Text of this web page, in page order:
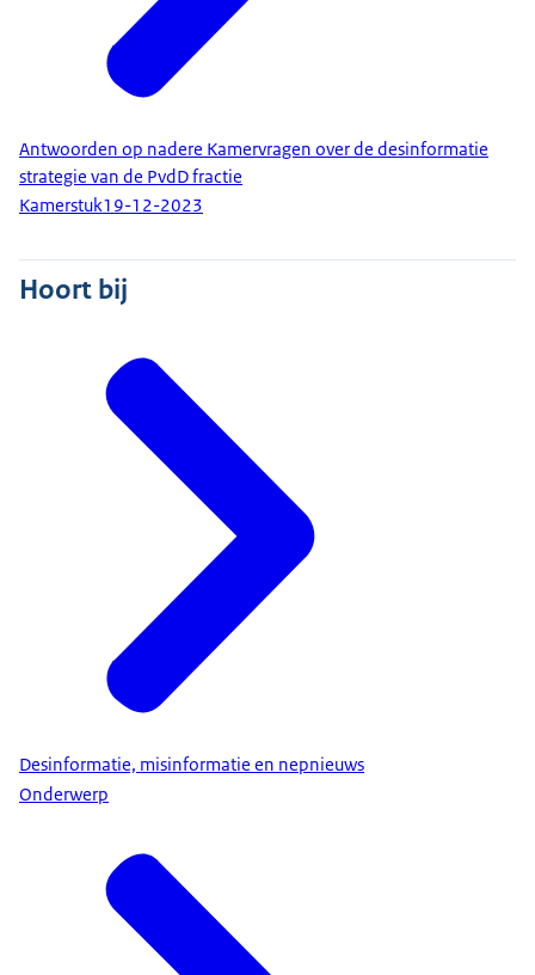
Antwoorden op nadere Kamervragen over de desinformatie
strategie van de PvdD fractie
Kamerstuk19-12-2023
Hoort bij
Desinformatie, misinformatie en nepnieuws
Onderwerp